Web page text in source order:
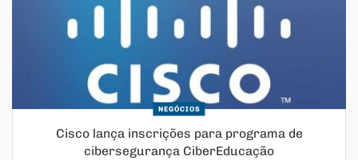
NEGÓCIOS
Cisco lança inscrições para programa de
cibersegurança CiberEducação